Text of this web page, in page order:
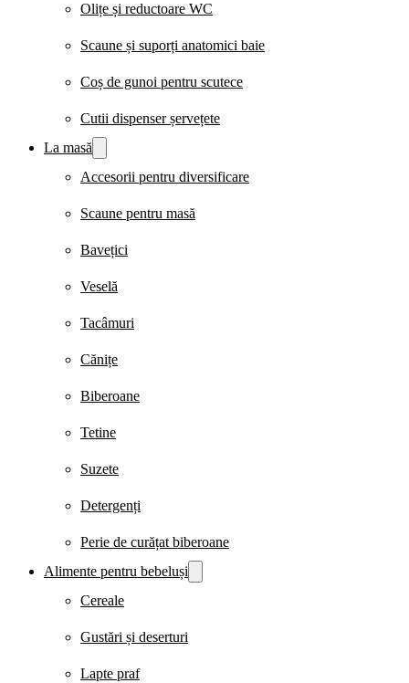
Olițe și reductoare WC
Scaune și suporți anatomici baie
Coș de gunoi pentru scutece
Cutii dispenser șervețete
La masă
Accesorii pentru diversificare
Scaune pentru masă
Bavețici
Veselă
Tacâmuri
Cănițe
Biberoane
Tetine
Suzete
Detergenți
Perie de curățat biberoane
Alimente pentru bebeluși
Cereale
Gustări și deserturi
Lapte praf